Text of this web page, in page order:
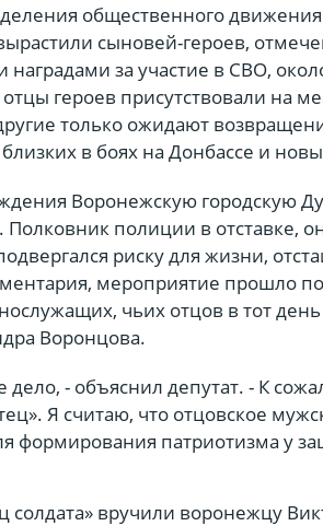
общественного
сыновей-героев,
за участие в СВО,
героев присутствовали на
только ожидают
в боях на Донбассе и
Воронежскую городскую
полиции в отставке,
риску для жизни,
мероприятие прошло
чьих отцов в тот
Воронцова.
дело, - объяснил депутат. - К
Я считаю, что отцовское
формирования патриотизма у
вручили воронежцу